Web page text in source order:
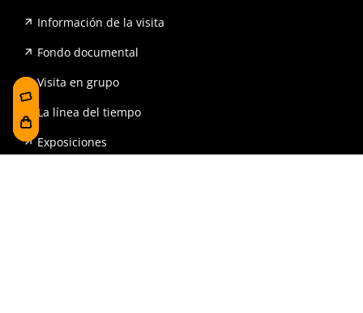
Información de la visita
Fondo documental
Visita en grupo
La línea del tiempo
Exposiciones